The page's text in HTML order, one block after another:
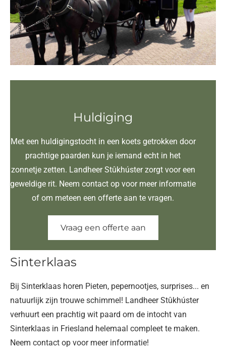
Huldiging
Met een huldigingstocht in een koets getrokken door
prachtige paarden kun je iemand echt in het
zonnetje zetten. Landheer Stûkhúster zorgt voor een
geweldige rit. Neem contact op voor meer informatie
of om meteen een offerte aan te vragen.
Vraag een offerte aan
Sinterklaas
Bij Sinterklaas horen Pieten, pepernootjes, surprises... en
natuurlijk zijn trouwe schimmel! Landheer Stûkhúster
verhuurt een prachtig wit paard om de intocht van
Sinterklaas in Friesland helemaal compleet te maken.
Neem contact op voor meer informatie!